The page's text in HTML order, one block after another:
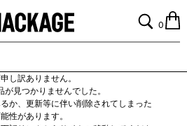
MACKAGE
0
し訳ありません。
が見つかりませんでした。
か、更新等に伴い削除されてしまった
性があります。